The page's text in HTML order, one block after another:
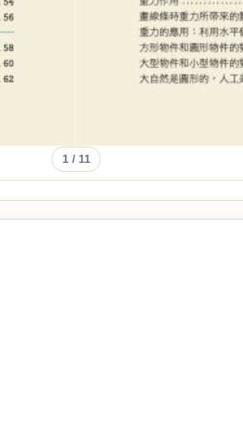
1/ 11